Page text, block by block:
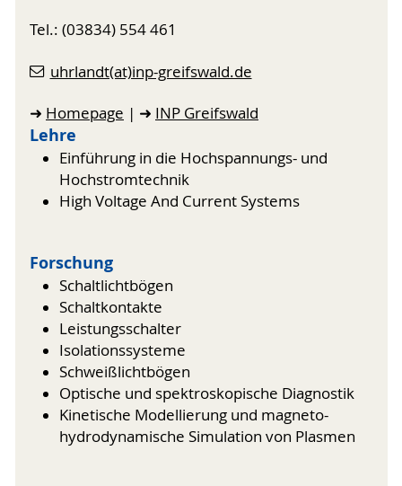
Tel.: (03834) 554 461
uhrlandt(at)inp-greifswald.de
➜ Homepage | ➜ INP Greifswald
Lehre
Einführung in die Hochspannungs- und
Hochstromtechnik
High Voltage And Current Systems
Forschung
Schaltlichtbögen
Schaltkontakte
Leistungsschalter
Isolationssysteme
Schweißlichtbögen
Optische und spektroskopische Diagnostik
Kinetische Modellierung und magneto-
hydrodynamische Simulation von Plasmen